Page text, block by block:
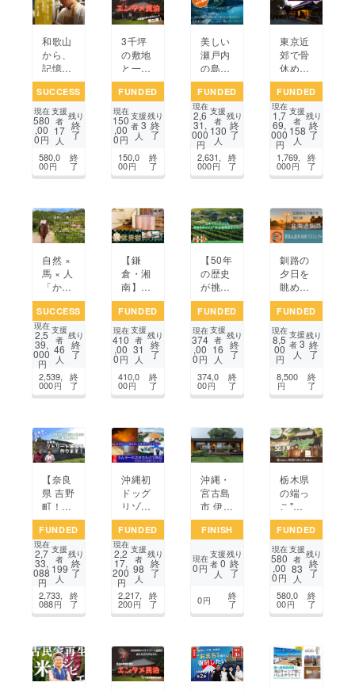
和歌山
から、
記憶を
味わう
旅を。
フレン
チと体
験が紡
ぐオー
ベル
ジュの
SUCCESS
現在
580
,00
0円
支援
者
17
人
残り
終
了
580,0
00円
終
了
3千坪
の敷地
と一軒
家を貸
し切
り！千
葉県香
取市の
大人気
エンタ
メ民泊
アッ
プ！
FUNDED
現在
150
,00
0円
支援
者3
人
残り
終
了
150,0
00円
終
了
美しい
瀬戸内
の島・
弓削島
の古民
家再生
─元駄
菓子屋
を人と
地域を
繋ぐ交
に！
FUNDED
現在
2,6
31,
000
円
支援
者
130
人
残り
終
了
2,631,
000円
終
了
東京近
郊で骨
休めし
てほし
い！七
沢温泉
「元湯
玉川
館」・
立ち寄
り湯実
て！
FUNDED
現在
1,7
69,
000
円
支援
者
158
人
残り
終
了
1,769,
000円
終
了
自然 ×
馬 × 人
「かい
づか い
ぶき
ヴィ
レッ
ジ」の
ユニ
バーサ
ルリ
SUCCESS
現在
2,5
39,
000
円
支援
者
46
人
残り
終
了
2,539,
000円
終
了
【鎌
倉・湘
南】材
木店の
匠がプ
ロ
デュー
ス、木
と光の
宿 “津
ノ国家
FUNDED
現在
410
,00
0円
支援
者
31
人
残り
終
了
410,0
00円
終
了
【50年
の歴史
が挑
む】巨
峰ワイ
ナリー
発・地
球循環
型ホテ
ル立ち
上げプ
FUNDED
現在
374
,00
0円
支援
者
16
人
残り
終
了
374,0
00円
終
了
釧路の
夕日を
眺める
ホステ
ルの開
業＆越
冬持続
プロ
ジェク
ト
FUNDED
現在
8,5
00
円
支援
者3
人
残り
終
了
8,500
円
終
了
【奈良
県 吉野
町！】
田舎活
が楽し
める
「体験
型」リ
トリー
ト施設
を作り
FUNDED
現在
2,7
33,
088
円
支援
者
199
人
残り
終
了
2,733,
088円
終
了
沖縄初
ドッグ
リゾー
ト「わ
んそー
れおき
なわ古
宇利
島」の
火災復
興＃わ
FUNDED
現在
2,2
17,
200
円
支援
者
98
人
残り
終
了
2,217,
200円
終
了
沖縄・
宮古島
市 伊良
部周辺
低価格
ナ宿泊
施設
FINISH
現在
0円
支援
者0
人
残り
終
了
0円 終
了
栃木県
の端っ
こ"那
須烏
山"に
新たな
人の流
れを！
和風民
泊を起
点に地
る！
FUNDED
現在
580
,00
0円
支援
者
83
人
残り
終
了
580,0
00円
終
了